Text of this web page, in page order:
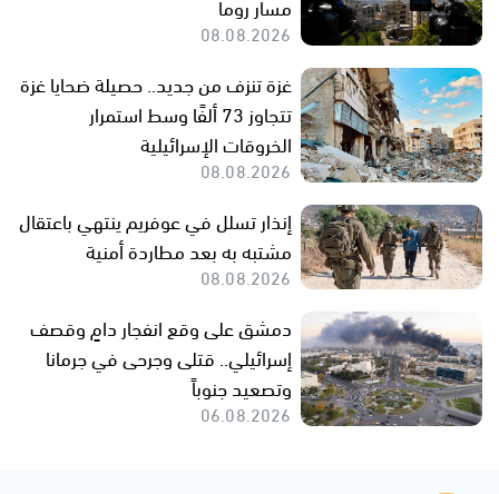
08.08.2026
غزة تنزف من جديد.. حصيلة ضحايا غزة
تتجاوز 73 ألفًا وسط استمرار
الخروقات الإسرائيلية
08.08.2026
إنذار تسلل في عوفريم ينتهي باعتقال
مشتبه به بعد مطاردة أمنية
08.08.2026
دمشق على وقع انفجار دامٍ وقصف
إسرائيلي.. قتلى وجرحى في جرمانا
وتصعيد جنوباً
06.08.2026